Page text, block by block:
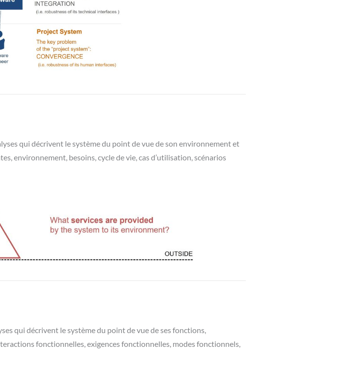
qui décrivent le système du point de vue de son environnement et
environnement, besoins, cycle de vie, cas d’utilisation, scénarios
qui décrivent le système du point de vue de ses fonctions,
fonctionnelles, exigences fonctionnelles, modes fonctionnels,